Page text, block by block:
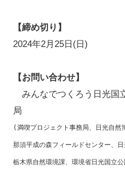
【締め切り】
2024年2月25日(日)
【お問い合わせ】
みんなでつくろう日光国
局
(満喫プロジェクト事務局、日光自然
那須平成の森フィールドセンター、
栃木県自然環境課、環境省日光国立